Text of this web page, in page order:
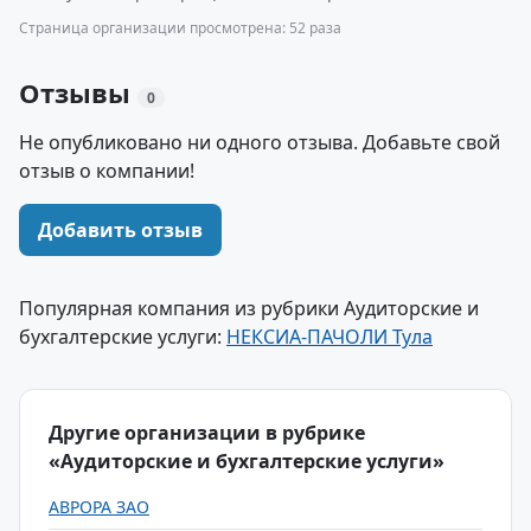
Страница организации просмотрена: 52 раза
Отзывы 0
Не опубликовано ни одного отзыва. Добавьте свой
отзыв о компании!
Добавить отзыв
Популярная компания из рубрики Аудиторские и
бухгалтерские услуги: НЕКСИА-ПАЧОЛИ Тула
Другие организации в рубрике
«Аудиторские и бухгалтерские услуги»
АВРОРА ЗАО